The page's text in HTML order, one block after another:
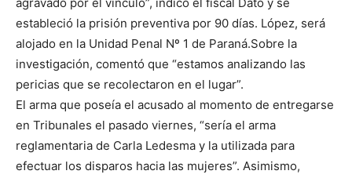
estableció la prisión preventiva por 90 días. López, será
alojado en la Unidad Penal Nº 1 de Paraná.Sobre la
investigación, comentó que “estamos analizando las
pericias que se recolectaron en el lugar”.
El arma que poseía el acusado al momento de entregarse
en Tribunales el pasado viernes, “sería el arma
reglamentaria de Carla Ledesma y la utilizada para
efectuar los disparos hacia las mujeres”. Asimismo,